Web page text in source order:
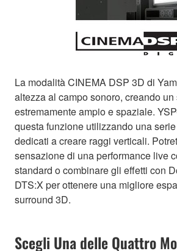
La modalità CINEMA DSP 3D di
altezza al campo sonoro, creando un
estremamente ampio e spaziale.
questa funzione utilizzando una
dedicati a creare raggi verticali.
sensazione di una performance live
standard o combinare gli effetti con
DTS:X per ottenere una migliore
surround 3D.
Scegli Una delle Quattro